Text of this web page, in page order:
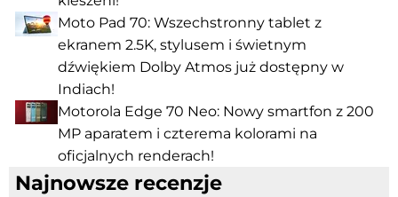
Moto Pad 70: Wszechstronny tablet z
ekranem 2.5K, stylusem i świetnym
dźwiękiem Dolby Atmos już dostępny w
Indiach!
Motorola Edge 70 Neo: Nowy smartfon z 200
MP aparatem i czterema kolorami na
oficjalnych renderach!
Najnowsze recenzje